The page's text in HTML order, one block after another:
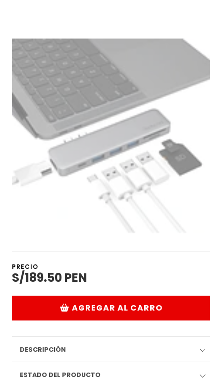
PRECIO
S/189.50 PEN
AGREGAR AL CARRO
DESCRIPCIÓN
ESTADO DEL PRODUCTO